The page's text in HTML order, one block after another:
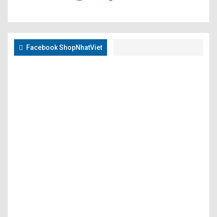
Facebook ShopNhatViet